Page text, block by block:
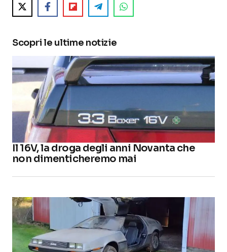
Scopri le ultime notizie
Il 16V, la droga degli anni Novanta che
non dimenticheremo mai